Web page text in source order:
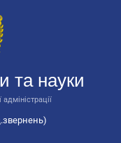
та науки